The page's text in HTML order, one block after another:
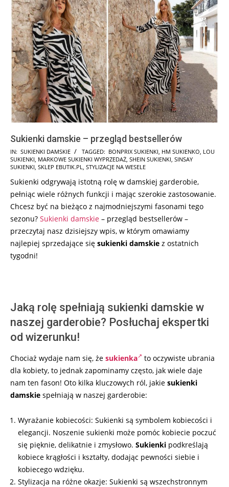
Sukienki damskie – przegląd bestsellerów
2026-
01-
IN: SUKIENKI DAMSKIE TAGGED: BONPRIX SUKIENKI HM SUKIENKO LOU
SUKIENKI MARKOWE SUKIENKI WYPRZEDAŻ SHEIN SUKIENKI SINSAY
SUKIENKI SKLEP EBUTIK.PL STYLIZACJE NA WESELE
Sukienki odgrywają istotną rolę w damskiej garderobie,
pełniąc wiele różnych funkcji i mając szerokie zastosowanie.
Chcesz być na bieżąco z najmodniejszymi fasonami tego
sezonu? Sukienki damskie – przegląd bestsellerów –
przeczytaj nasz dzisiejszy wpis, w którym omawiamy
najlepiej sprzedające się sukienki damskie z ostatnich
tygodni!
Jaką rolę spełniają sukienki damskie w
naszej garderobie? Posłuchaj ekspertki
od wizerunku!
Chociaż wydaje nam się, że sukienka
to oczywiste ubrania
dla kobiety, to jednak zapominamy często, jak wiele daje
nam ten fason! Oto kilka kluczowych ról, jakie sukienki
damskie spełniają w naszej garderobie:
Wyrażanie kobiecości: Sukienki są symbolem kobiecości i
elegancji. Noszenie sukienki może pomóc kobiecie poczuć
się pięknie, delikatnie i zmysłowo. Sukienki podkreślają
kobiece krągłości i kształty, dodając pewności siebie i
kobiecego wdzięku.
Stylizacja na różne okazje: Sukienki są wszechstronnym